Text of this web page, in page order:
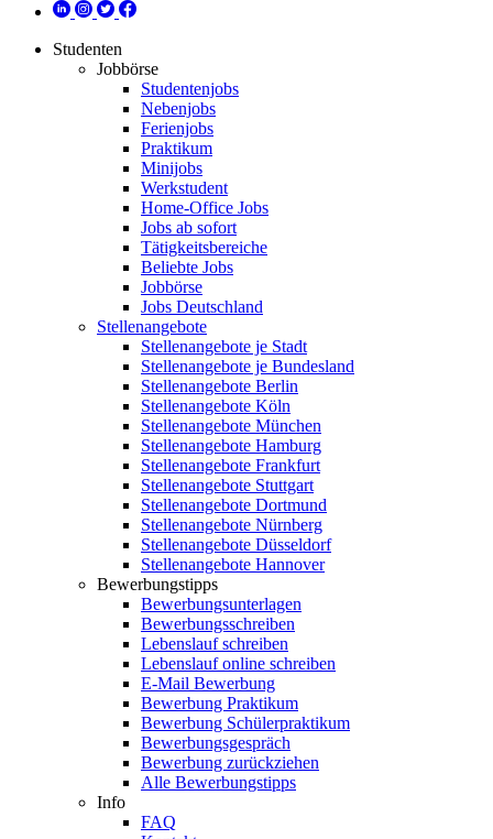
Studenten
Jobbörse
Studentenjobs
Nebenjobs
Ferienjobs
Praktikum
Minijobs
Werkstudent
Home-Office Jobs
Jobs ab sofort
Tätigkeitsbereiche
Beliebte Jobs
Jobbörse
Jobs Deutschland
Stellenangebote
Stellenangebote je Stadt
Stellenangebote je Bundesland
Stellenangebote Berlin
Stellenangebote Köln
Stellenangebote München
Stellenangebote Hamburg
Stellenangebote Frankfurt
Stellenangebote Stuttgart
Stellenangebote Dortmund
Stellenangebote Nürnberg
Stellenangebote Düsseldorf
Stellenangebote Hannover
Bewerbungstipps
Bewerbungsunterlagen
Bewerbungsschreiben
Lebenslauf schreiben
Lebenslauf online schreiben
E-Mail Bewerbung
Bewerbung Praktikum
Bewerbung Schülerpraktikum
Bewerbungsgespräch
Bewerbung zurückziehen
Alle Bewerbungstipps
Info
FAQ